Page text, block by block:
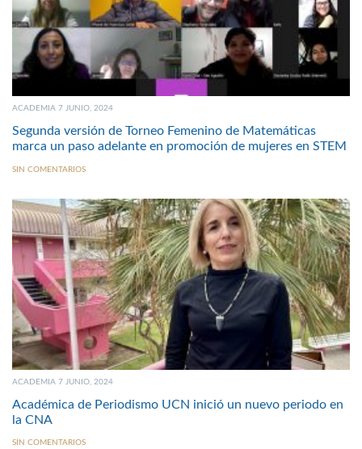
ACADEMIA 7 JUNIO, 2024
Segunda versión de Torneo Femenino de Matemáticas
marca un paso adelante en promoción de mujeres en STEM
SIN COMENTARIOS
ACADEMIA 7 JUNIO, 2024
Académica de Periodismo UCN inició un nuevo periodo en
la CNA
SIN COMENTARIOS